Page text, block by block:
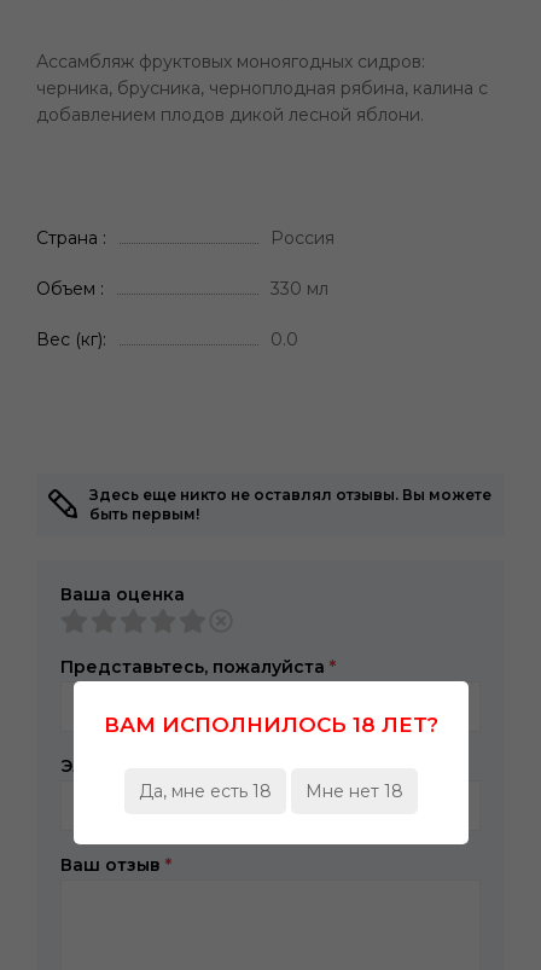
Ассамбляж фруктовых моноягодных сидров:
черника, брусника, черноплодная рябина, калина с
добавлением плодов дикой лесной яблони.
Страна Россия
Объем 330 мл
Вес (кг) 0.0
Здесь еще никто не оставлял отзывы. Вы можете
быть первым!
Ваша оценка
Представьтесь, пожалуйста *
Электронная почта
Ваш отзыв *
ВАМ ИСПОЛНИЛОСЬ 18 ЛЕТ?
Да, мне есть 18 Мне нет 18